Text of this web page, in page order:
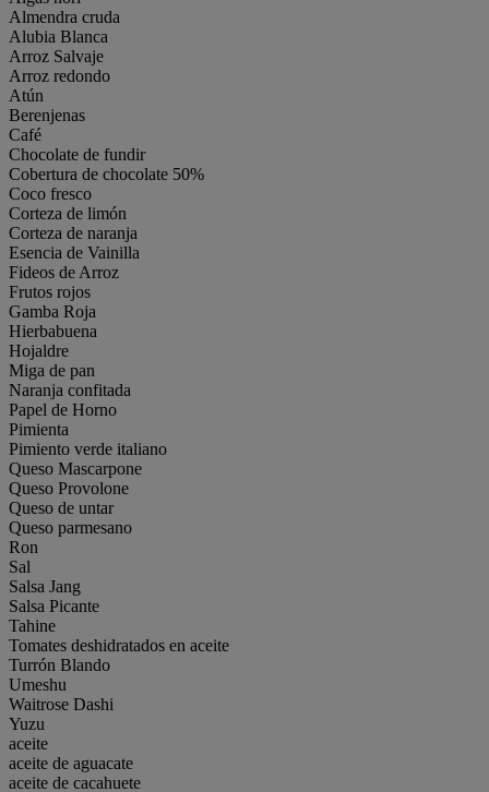
Almendra cruda
Alubia Blanca
Arroz Salvaje
Arroz redondo
Atún
Berenjenas
Café
Chocolate de fundir
Cobertura de chocolate 50%
Coco fresco
Corteza de limón
Corteza de naranja
Esencia de Vainilla
Fideos de Arroz
Frutos rojos
Gamba Roja
Hierbabuena
Hojaldre
Miga de pan
Naranja confitada
Papel de Horno
Pimienta
Pimiento verde italiano
Queso Mascarpone
Queso Provolone
Queso de untar
Queso parmesano
Ron
Sal
Salsa Jang
Salsa Picante
Tahine
Tomates deshidratados en aceite
Turrón Blando
Umeshu
Waitrose Dashi
Yuzu
aceite
aceite de aguacate
aceite de cacahuete